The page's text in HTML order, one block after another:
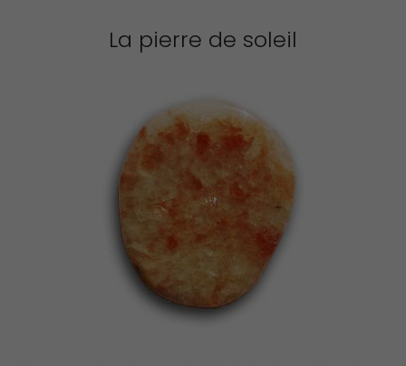
La pierre de soleil